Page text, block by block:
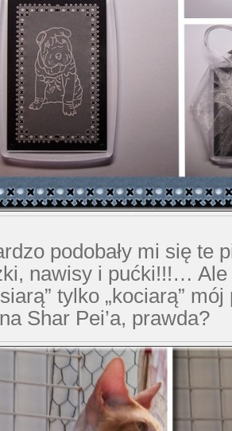
podobały mi się te
nawisy i pućki!!!… Ale
tylko „kociarą”
Shar Pei’a, prawda?